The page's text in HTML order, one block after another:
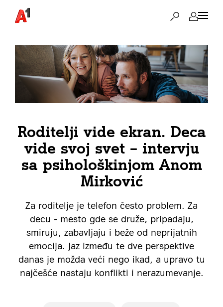
Roditelji vide ekran. Deca
vide svoj svet – intervju
sa psihološkinjom Anom
Mirković
Za roditelje je telefon često problem. Za
decu - mesto gde se druže, pripadaju,
smiruju, zabavljaju i beže od neprijatnih
emocija. Jaz između te dve perspektive
danas je možda veći nego ikad, a upravo tu
najčešće nastaju konflikti i nerazumevanje.